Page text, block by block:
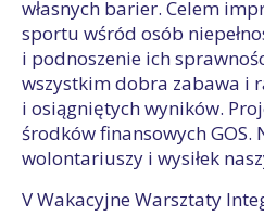
własnych barier. Celem
sportu wśród osób
i podnoszenie ich
wszystkim dobra zabawa i
i osiągniętych wyników.
środków finansowych GOS.
wolontariuszy i wysiłek
V Wakacyjne Warsztaty